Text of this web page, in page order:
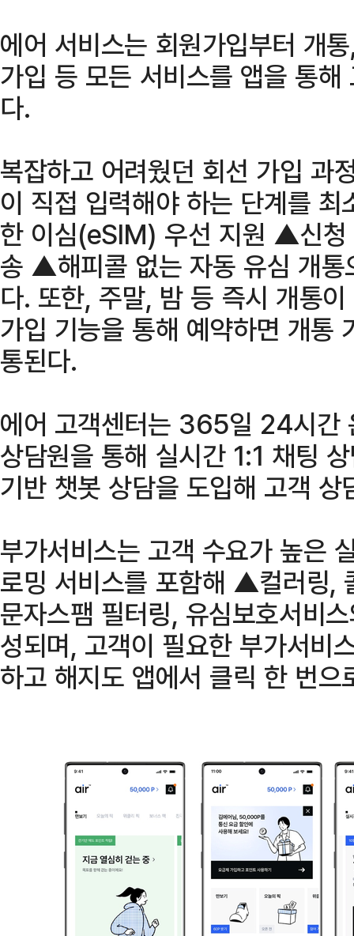
에어 서비스는 회원가입부터 개
가입 등 모든 서비스를 앱을 통
다.
복잡하고 어려웠던 회선 가입 과
이 직접 입력해야 하는 단계를
한 이심(eSIM) 우선 지원 ▲신청
송 ▲해피콜 없는 자동 유심 개통
다. 또한, 주말, 밤 등 즉시 개통
가입 기능을 통해 예약하면 개통
통된다.
에어 고객센터는 365일 24시간
상담원을 통해 실시간 1:1 채팅
기반 챗봇 상담을 도입해 고객
부가서비스는 고객 수요가 높은
로밍 서비스를 포함해 ▲컬러링,
문자스팸 필터링, 유심보호서비
성되며, 고객이 필요한 부가서비
하고 해지도 앱에서 클릭 한 번